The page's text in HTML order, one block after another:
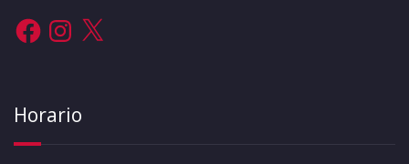
FacebookInstagram
X
Horario